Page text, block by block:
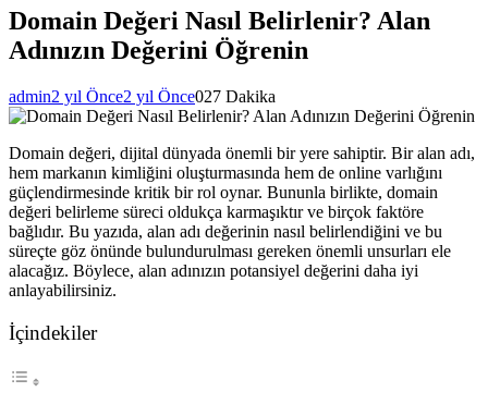
Domain Değeri Nasıl Belirlenir? Alan
Adınızın Değerini Öğrenin
admin2 yıl Önce2 yıl Önce027 Dakika
Domain değeri, dijital dünyada önemli bir yere sahiptir. Bir alan adı,
hem markanın kimliğini oluşturmasında hem de online varlığını
güçlendirmesinde kritik bir rol oynar. Bununla birlikte, domain
değeri belirleme süreci oldukça karmaşıktır ve birçok faktöre
bağlıdır. Bu yazıda, alan adı değerinin nasıl belirlendiğini ve bu
süreçte göz önünde bulundurulması gereken önemli unsurları ele
alacağız. Böylece, alan adınızın potansiyel değerini daha iyi
anlayabilirsiniz.
İçindekiler